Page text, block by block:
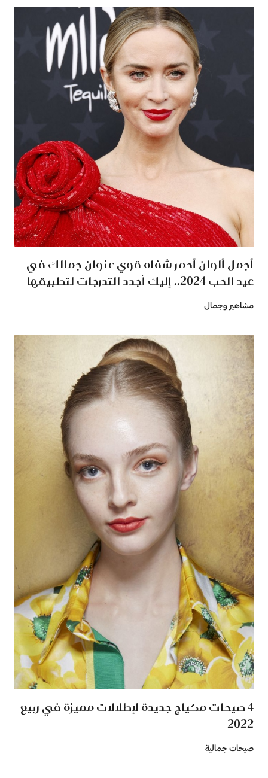
أجمل ألوان أحمر شفاه قوي عنوان جمالك في
عيد الحب 2024.. إليك أجدد التدرجات لتطبيقها
مشاهير وجمال
4 صيحات مكياج جديدة لإطلالات مميزة في ربيع
2022
صيحات جمالية